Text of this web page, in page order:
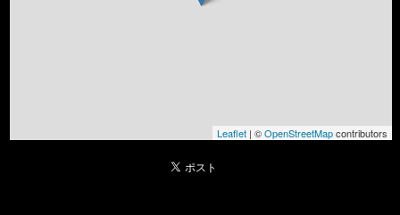
Leaflet | ©OpenStreetMapcontributors